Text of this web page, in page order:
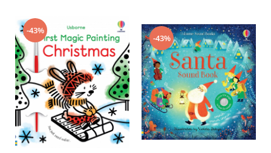
-43%
-43%